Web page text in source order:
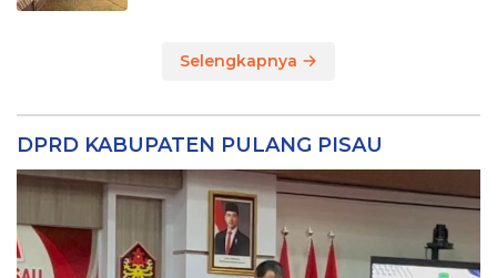
Selengkapnya
DPRD KABUPATEN PULANG PISAU